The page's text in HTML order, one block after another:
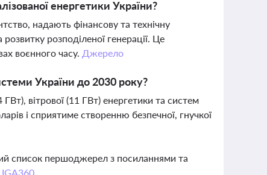
енергетики України?
надають фінансову та технічну
розподіленої генерації. Це
воєнного часу. Джерело
України до 2030 року?
вітрової (11 ГВт) енергетики та систем
і сприятиме створенню безпечної, гнучкої
список першоджерел з посиланнями та